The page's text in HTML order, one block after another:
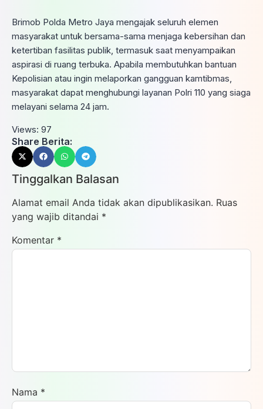
Brimob Polda Metro Jaya mengajak seluruh elemen
masyarakat untuk bersama-sama menjaga kebersihan dan
ketertiban fasilitas publik, termasuk saat menyampaikan
aspirasi di ruang terbuka. Apabila membutuhkan bantuan
Kepolisian atau ingin melaporkan gangguan kamtibmas,
masyarakat dapat menghubungi layanan Polri 110 yang siaga
melayani selama 24 jam.
Views: 97
Share Berita:
Tinggalkan Balasan
Alamat email Anda tidak akan dipublikasikan. Ruas
yang wajib ditandai *
Komentar *
Nama *